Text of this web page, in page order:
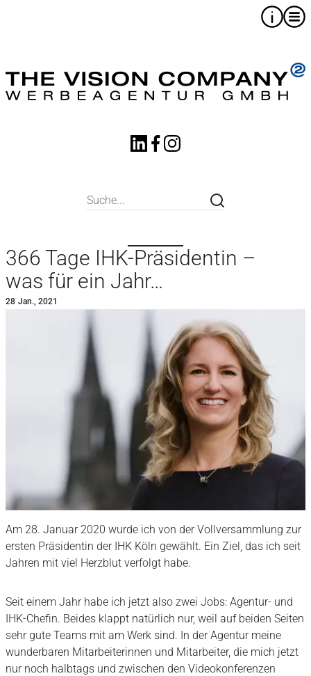
28 Jan., 2021
366 Tage IHK-Präsidentin –
was für ein Jahr…
Am 28. Januar 2020 wurde ich von der Vollversammlung zur
ersten Präsidentin der IHK Köln gewählt. Ein Ziel, das ich seit
Jahren mit viel Herzblut verfolgt habe.
Seit einem Jahr habe ich jetzt also zwei Jobs: Agentur- und
IHK-Chefin. Beides klappt natürlich nur, weil auf beiden Seiten
sehr gute Teams mit am Werk sind. In der Agentur meine
wunderbaren Mitarbeiterinnen und Mitarbeiter, die mich jetzt
nur noch halbtags und zwischen den Videokonferenzen